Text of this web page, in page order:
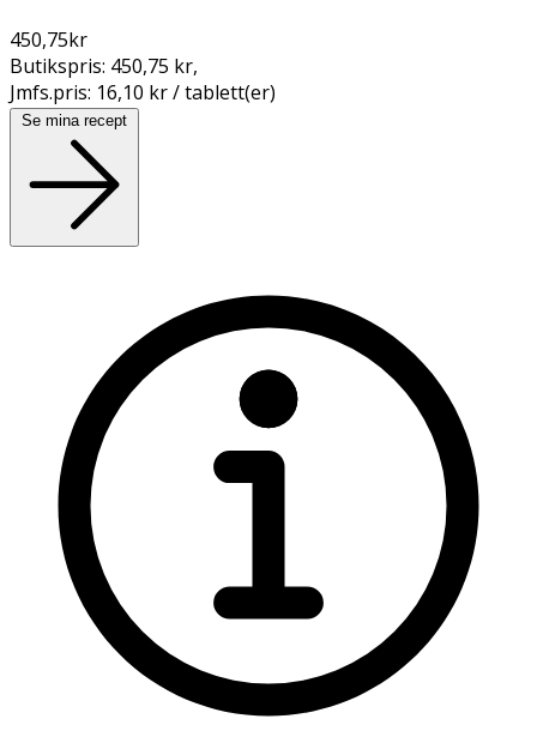
450,75kr
Butikspris: 450,75 kr,
Jmfs.pris: 16,10 kr / tablett(er)
Se mina recept